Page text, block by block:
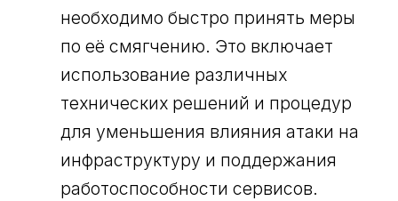
необходимо быстро принять меры
по её смягчению. Это включает
использование различных
технических решений и процедур
для уменьшения влияния атаки на
инфраструктуру и поддержания
работоспособности сервисов.